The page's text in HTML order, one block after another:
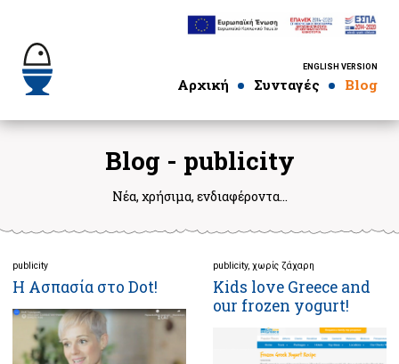
ENGLISH VERSION
Αρχική Συνταγές Blog
Blog - publicity
Νέα, χρήσιμα, ενδιαφέροντα…
publicity
Η Ασπασία στο Dot!
publicity χωρίς ζάχαρη
Kids love Greece and
our frozen yogurt!